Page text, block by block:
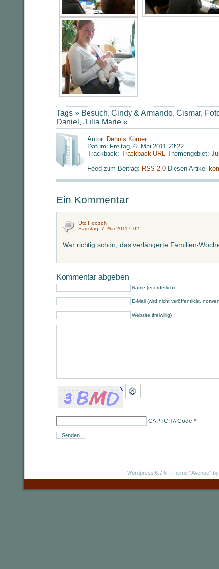
Tags » Besuch, Cindy & Armando, Cismar,
Daniel , Julia Marie «
Autor: Dennis Körner
Datum: Freitag, 6. Mai 2011 23:22
Trackback: Trackback-URL Themengebiet:
Feed zum Beitrag: RSS 2.0 Diesen Artikel
Ein Kommentar
Ute Heesch
Samstag, 7. Mai 2011 9:02
War richtig schön, das verlängerte Familien-
Kommentar abgeben
Name (erforderlich)
E-Mail (wird nicht veröffentlicht,
Website (freiwillig)
CAPTCHA Code *
Wordpress 6.7.6 | Theme "Avenue"